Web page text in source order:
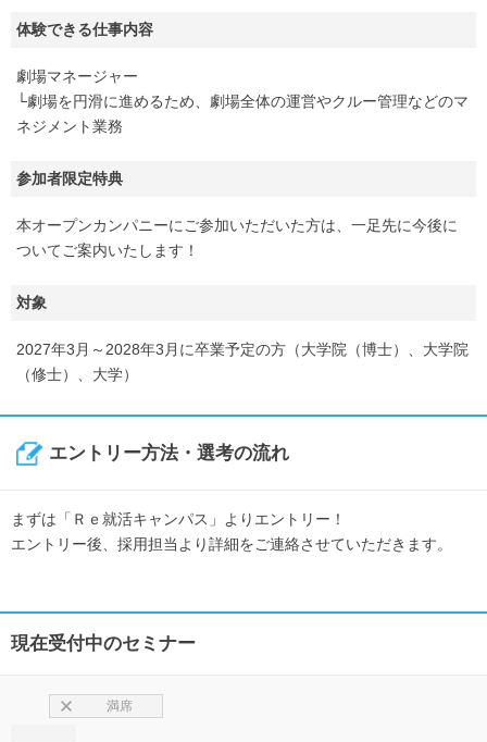
体験できる仕事内容
劇場マネージャー
└劇場を円滑に進めるため、劇場全体の運営やクルー管理などのマ
ネジメント業務
参加者限定特典
本オープンカンパニーにご参加いただいた方は、一足先に今後に
ついてご案内いたします！
対象
2027年3月～2028年3月に卒業予定の方（大学院（博士）、大学院
（修士）、大学）
エントリー方法・選考の流れ
まずは「Ｒｅ就活キャンパス」よりエントリー！
エントリー後、採用担当より詳細をご連絡させていただきます。
現在受付中のセミナー
満席